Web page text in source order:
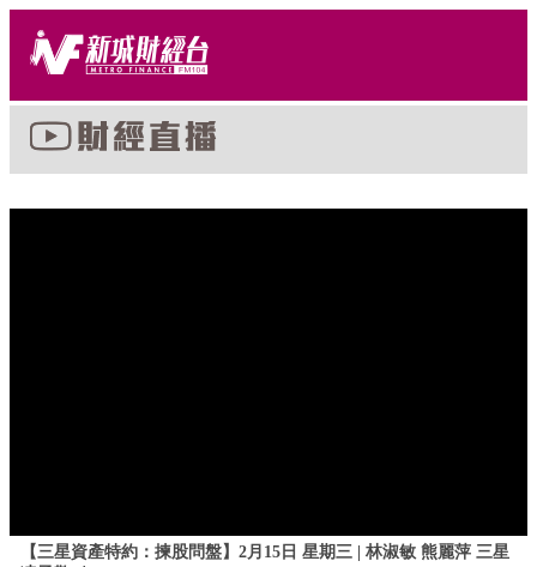
【三星資產特約：揀股問盤】2月15日 星期三 | 林淑敏 熊麗萍 三星